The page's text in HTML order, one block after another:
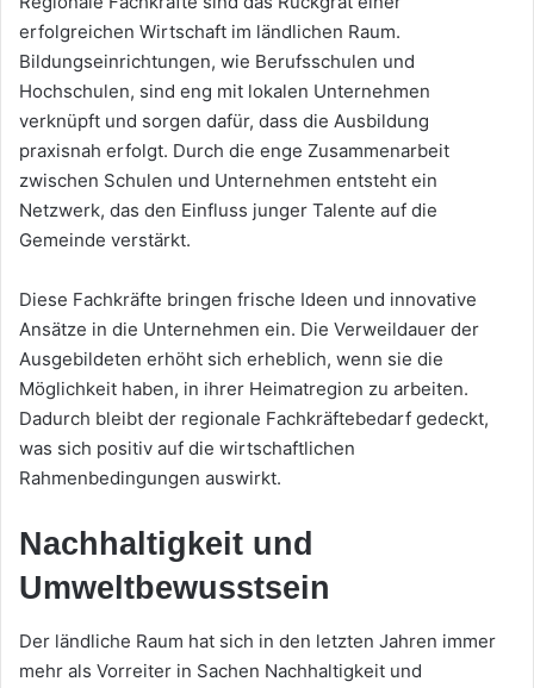
erfolgreichen Wirtschaft im ländlichen Raum.
Bildungseinrichtungen, wie Berufsschulen und
Hochschulen, sind eng mit lokalen Unternehmen
verknüpft und sorgen dafür, dass die Ausbildung
praxisnah erfolgt. Durch die enge Zusammenarbeit
zwischen Schulen und Unternehmen entsteht ein
Netzwerk, das den Einfluss junger Talente auf die
Gemeinde verstärkt.
Diese Fachkräfte bringen frische Ideen und innovative
Ansätze in die Unternehmen ein. Die Verweildauer der
Ausgebildeten erhöht sich erheblich, wenn sie die
Möglichkeit haben, in ihrer Heimatregion zu arbeiten.
Dadurch bleibt der regionale Fachkräftebedarf gedeckt,
was sich positiv auf die wirtschaftlichen
Rahmenbedingungen auswirkt.
Nachhaltigkeit und
Umweltbewusstsein
Der ländliche Raum hat sich in den letzten Jahren immer
mehr als Vorreiter in Sachen Nachhaltigkeit und